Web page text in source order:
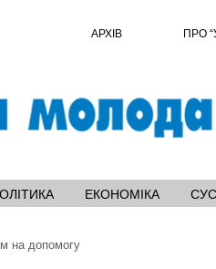
АРХІВ ПРО
ЕКОНОМІКА
на допомогу